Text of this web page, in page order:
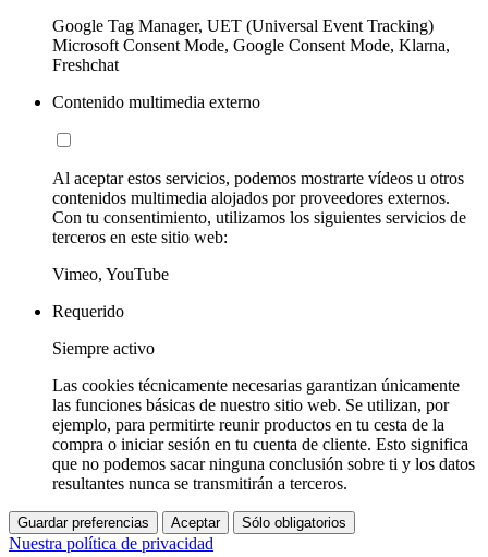
Google Tag Manager, UET (Universal Event Tracking)
Microsoft Consent Mode, Google Consent Mode, Klarna,
Freshchat
Contenido multimedia externo
Al aceptar estos servicios, podemos mostrarte vídeos u otros
contenidos multimedia alojados por proveedores externos.
Con tu consentimiento, utilizamos los siguientes servicios de
terceros en este sitio web:
Vimeo, YouTube
Requerido
Siempre activo
Las cookies técnicamente necesarias garantizan únicamente
las funciones básicas de nuestro sitio web. Se utilizan, por
ejemplo, para permitirte reunir productos en tu cesta de la
compra o iniciar sesión en tu cuenta de cliente. Esto significa
que no podemos sacar ninguna conclusión sobre ti y los datos
resultantes nunca se transmitirán a terceros.
Guardar preferencias Aceptar Sólo obligatorios
Nuestra política de privacidad